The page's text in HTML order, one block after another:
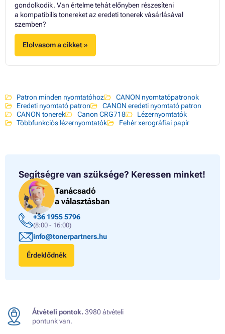
gondolkodik. Van értelme tehát előnyben részesíteni
a kompatibilis tonereket az eredeti tonerek vásárlásával
szemben?
Elolvasom a cikket »
Patron minden nyomtatóhoz
CANON nyomtatópatronok
Eredeti nyomtató patron
CANON eredeti nyomtató patron
CANON tonerek
Canon CRG718
Lézernyomtatók
Többfunkciós lézernyomtatók
Fehér xerográfiai papír
Segítségre van szüksége? Keressen minket!
Tanácsadó
a választásban
+36 1955 5796
(8:00 - 16:00)
info@tonerpartners.hu
Érdeklődnék
Átvételi pontok.3980 átvételi
pontunk van.